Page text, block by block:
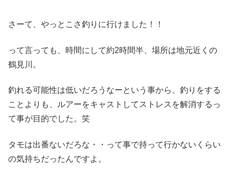
さーて、やっとこさ釣りに行けました！！
って言っても、時間にして約2時間半、場所は地元近くの
鶴見川。
釣れる可能性は低いだろうなーという事から、釣りをする
ことよりも、ルアーをキャストしてストレスを解消するっ
て事が目的でした。笑
タモは出番ないだろな・・って事で持って行かないくらい
の気持ちだったんですよ。